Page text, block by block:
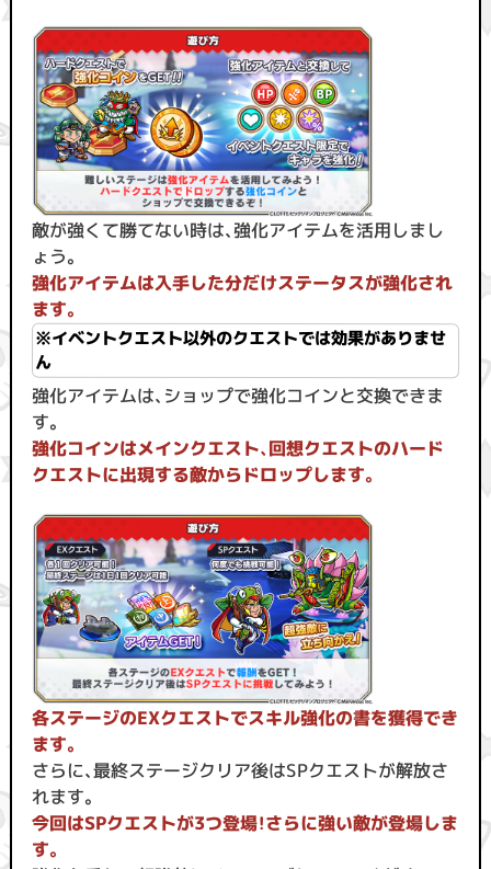
敵が強くて勝てない時は、強化アイテムを活用しまし
ょう。
強化アイテムは入手した分だけステータスが強化され
ます。
※イベントクエスト以外のクエストでは効果がありませ
ん
強化アイテムは、ショップで強化コインと交換できま
す。
強化コインはメインクエスト、回想クエストのハード
クエストに出現する敵からドロップします。
各ステージのEXクエストでスキル強化の書を獲得でき
ます。
さらに、最終ステージクリア後はSPクエストが解放さ
れます。
今回はSPクエストが3つ登場！さらに強い敵が登場しま
す。